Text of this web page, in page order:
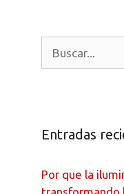
Entradas
Por que la